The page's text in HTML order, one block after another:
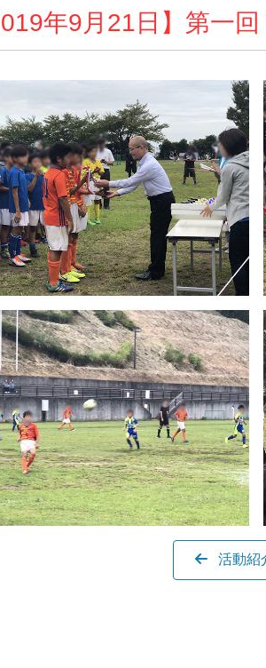
年9月21日】第一
活動紹